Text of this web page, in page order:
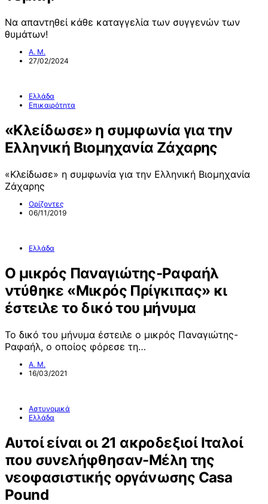
Να απαντηθεί κάθε καταγγελία των συγγενών των
θυμάτων!
Α. Μ.
27/02/2024
Ελλάδα
Επικαιρότητα
«Κλείδωσε» η συμφωνία για την
Ελληνική Βιομηχανία Ζάχαρης
«Κλείδωσε» η συμφωνία για την Ελληνική Βιομηχανία
Ζάχαρης
Ορίζοντες
06/11/2019
Ελλάδα
Ο μικρός Παναγιώτης-Ραφαήλ
ντύθηκε «Μικρός Πρίγκιπας» κι
έστειλε το δικό του μήνυμα
Το δικό του μήνυμα έστειλε ο μικρός Παναγιώτης-
Ραφαήλ, ο οποίος φόρεσε τη…
Α. Μ.
16/03/2021
Αστυνομικά
Ελλάδα
Αυτοί είναι οι 21 ακροδεξιοί Ιταλοί
που συνελήφθησαν-Μέλη της
νεοφασιστικής οργάνωσης Casa
Pound